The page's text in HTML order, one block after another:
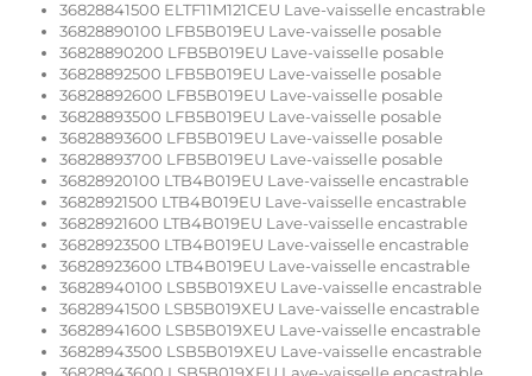
36828841500 ELTF11M121CEU Lave-vaisselle encastrable
36828890100 LFB5B019EU Lave-vaisselle posable
36828890200 LFB5B019EU Lave-vaisselle posable
36828892500 LFB5B019EU Lave-vaisselle posable
36828892600 LFB5B019EU Lave-vaisselle posable
36828893500 LFB5B019EU Lave-vaisselle posable
36828893600 LFB5B019EU Lave-vaisselle posable
36828893700 LFB5B019EU Lave-vaisselle posable
36828920100 LTB4B019EU Lave-vaisselle encastrable
36828921500 LTB4B019EU Lave-vaisselle encastrable
36828921600 LTB4B019EU Lave-vaisselle encastrable
36828923500 LTB4B019EU Lave-vaisselle encastrable
36828923600 LTB4B019EU Lave-vaisselle encastrable
36828940100 LSB5B019XEU Lave-vaisselle encastrable
36828941500 LSB5B019XEU Lave-vaisselle encastrable
36828941600 LSB5B019XEU Lave-vaisselle encastrable
36828943500 LSB5B019XEU Lave-vaisselle encastrable